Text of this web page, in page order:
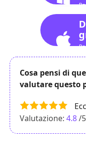
Cosa pensi di
valutare questo
Valutazione: 4.8/